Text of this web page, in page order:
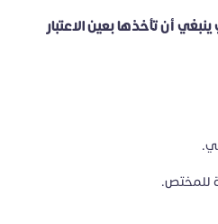
أن تأخذها بعين الاعتبار
للمختص.